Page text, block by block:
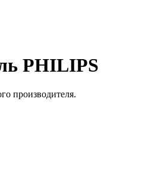
PHILIPS
производителя.